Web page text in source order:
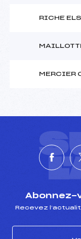
RICHE
MERCIER
Abonnez-
Recevez